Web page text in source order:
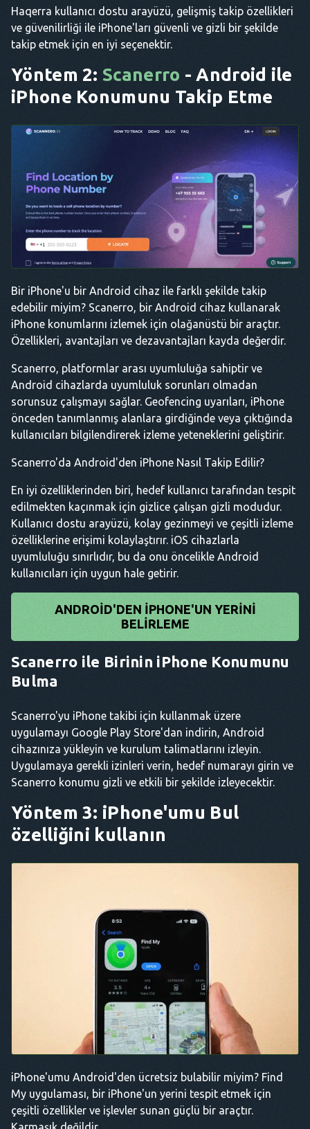
Haqerra kullanıcı dostu arayüzü, gelişmiş takip özellikleri
ve güvenilirliği ile iPhone'ları güvenli ve gizli bir şekilde
takip etmek için en iyi seçenektir.
Yöntem 2:Scanerro - Android ile
iPhone Konumunu Takip Etme
Bir iPhone'u bir Android cihaz ile farklı şekilde takip
edebilir miyim? Scanerro, bir Android cihaz kullanarak
iPhone konumlarını izlemek için olağanüstü bir araçtır.
Özellikleri, avantajları ve dezavantajları kayda değerdir.
Scanerro, platformlar arası uyumluluğa sahiptir ve
Android cihazlarda uyumluluk sorunları olmadan
sorunsuz çalışmayı sağlar. Geofencing uyarıları, iPhone
önceden tanımlanmış alanlara girdiğinde veya çıktığında
kullanıcıları bilgilendirerek izleme yeteneklerini geliştirir.
Scanerro'da Android'den iPhone Nasıl Takip Edilir?
En iyi özelliklerinden biri, hedef kullanıcı tarafından tespit
edilmekten kaçınmak için gizlice çalışan gizli modudur.
Kullanıcı dostu arayüzü, kolay gezinmeyi ve çeşitli izleme
özelliklerine erişimi kolaylaştırır. iOS cihazlarla
uyumluluğu sınırlıdır, bu da onu öncelikle Android
kullanıcıları için uygun hale getirir.
ANDROID'DEN IPHONE'UN YERINI
BELIRLEME
Scanerro ile Birinin iPhone Konumunu
Bulma
Scanerro'yu iPhone takibi için kullanmak üzere
uygulamayı Google Play Store'dan indirin, Android
cihazınıza yükleyin ve kurulum talimatlarını izleyin.
Uygulamaya gerekli izinleri verin, hedef numarayı girin ve
Scanerro konumu gizli ve etkili bir şekilde izleyecektir.
Yöntem 3: iPhone'umu Bul
özelliğini kullanın
iPhone'umu Android'den ücretsiz bulabilir miyim? Find
My uygulaması, bir iPhone'un yerini tespit etmek için
çeşitli özellikler ve işlevler sunan güçlü bir araçtır.